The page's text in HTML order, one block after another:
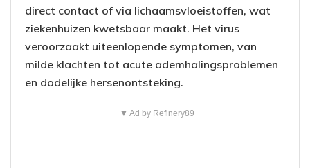
direct contact of via lichaamsvloeistoffen, wat
ziekenhuizen kwetsbaar maakt. Het virus
veroorzaakt uiteenlopende symptomen, van
milde klachten tot acute ademhalingsproblemen
en dodelijke hersenontsteking.
▼ Ad by Refinery89